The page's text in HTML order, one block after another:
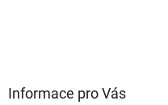
Informace pro Vás